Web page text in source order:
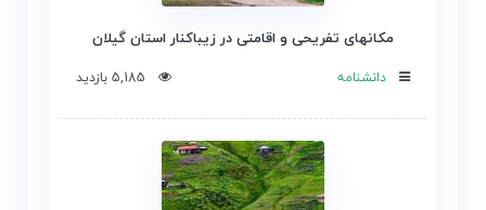
مکانهای تفریحی و اقامتی در زیباکنار استان گیلان
دانشنامه 5,185 بازدید